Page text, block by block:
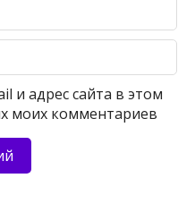
и адрес сайта в этом
моих комментариев